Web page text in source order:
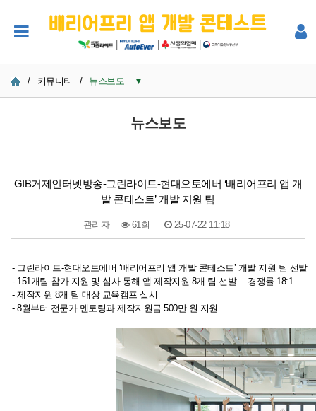
| | |
/ 커뮤니티 / 뉴스보도 ▼
사진
참여자 한마당
뉴스보도
GIB거제인터넷방송-그린라이트-현대오토에버 ‘배리어프리 앱 개
발 콘테스트’ 개발 지원 팀
관리자 61회 25-07-22 11:18
- 그린라이트-현대오토에버 ‘배리어프리 앱 개발 콘테스트’ 개발 지원 팀 선발
- 151개팀 참가 지원 및 심사 통해 앱 제작지원 8개 팀 선발… 경쟁률 18:1
- 제작지원 8개 팀 대상 교육캠프 실시
- 8월부터 전문가 멘토링과 제작지원금 500만 원 지원